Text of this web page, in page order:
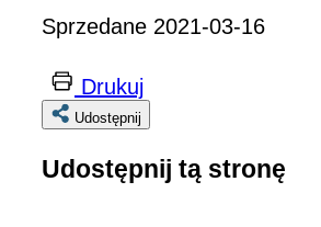
Sprzedane 2021-03-16
Drukuj
Udostępnij
Udostępnij tą stronę